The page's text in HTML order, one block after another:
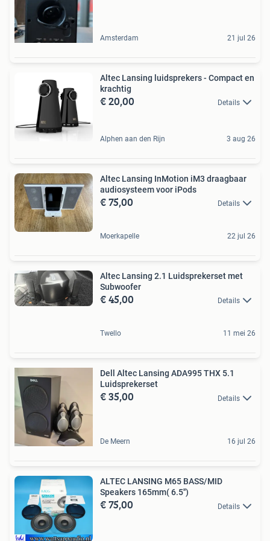
Amsterdam 21 jul 26
Altec Lansing luidsprekers - Compact en
krachtig
€ 20,00 Details
Alphen aan den Rijn 3 aug 26
Altec Lansing InMotion iM3 draagbaar
audiosysteem voor iPods
€ 75,00 Details
Moerkapelle 22 jul 26
Altec Lansing 2.1 Luidsprekerset met
Subwoofer
€ 45,00 Details
Twello 11 mei 26
Dell Altec Lansing ADA995 THX 5.1
Luidsprekerset
€ 35,00 Details
De Meern 16 jul 26
ALTEC LANSING M65 BASS/MID
Speakers 165mm( 6.5'')
€ 75,00 Details